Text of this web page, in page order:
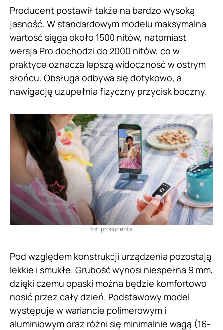
Producent postawił także na bardzo wysoką
jasność. W standardowym modelu maksymalna
wartość sięga około 1500 nitów, natomiast
wersja Pro dochodzi do 2000 nitów, co w
praktyce oznacza lepszą widoczność w ostrym
słońcu. Obsługa odbywa się dotykowo, a
nawigację uzupełnia fizyczny przycisk boczny.
fot. producenta
Pod względem konstrukcji urządzenia pozostają
lekkie i smukłe. Grubość wynosi niespełna 9 mm,
dzięki czemu opaski można będzie komfortowo
nosić przez cały dzień. Podstawowy model
występuje w wariancie polimerowym i
aluminiowym oraz różni się minimalnie wagą (16-